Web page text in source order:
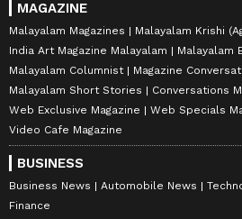
MAGAZINE
Malayalam Magazines
Malayalam Krishi
India Art Magazine Malayalam
Malayalam
Malayalam Columnist
Magazine
Malayalam Short Stories
Conversations
Web Exclusive Magazine
Web Specials
Video Cafe Magazine
BUSINESS
Business News Automobile News
Finance